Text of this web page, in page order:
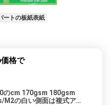
ートの板紙表紙
格で
のcm 170gsm 180gsm
M2の白い側面は複式アパ